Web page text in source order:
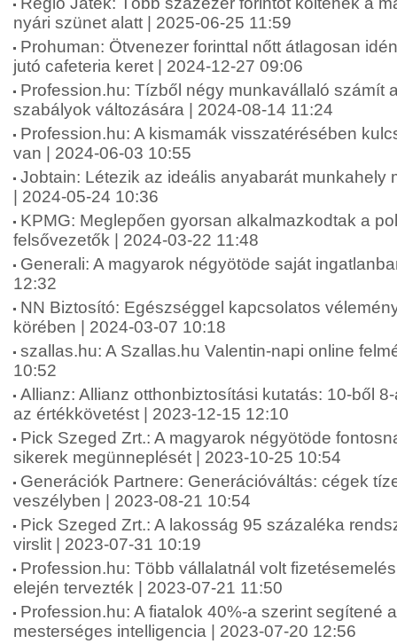
nyári szünet alatt | 2025-06-25 11:59
Prohuman: Ötvenezer forinttal nőtt átlagosan
jutó cafeteria keret | 2024-12-27 09:06
Profession.hu: Tízből négy munkavállaló számít
szabályok változására | 2024-08-14 11:24
Profession.hu: A kismamák visszatérésében
van | 2024-06-03 10:55
Jobtain: Létezik az ideális anyabarát munkahely
| 2024-05-24 10:36
KPMG: Meglepően gyorsan alkalmazkodtak a
felsővezetők | 2024-03-22 11:48
Generali: A magyarok négyötöde saját
12:32
NN Biztosító: Egészséggel kapcsolatos
körében | 2024-03-07 10:18
szallas.hu: A Szallas.hu Valentin-napi online
10:52
Allianz: Allianz otthonbiztosítási kutatás: 10-ből
az értékkövetést | 2023-12-15 12:10
Pick Szeged Zrt.: A magyarok négyötöde
sikerek megünneplését | 2023-10-25 10:54
Generációk Partnere: Generációváltás: cégek
veszélyben | 2023-08-21 10:54
Pick Szeged Zrt.: A lakosság 95 százaléka
virslit | 2023-07-31 10:19
Profession.hu: Több vállalatnál volt
elején tervezték | 2023-07-21 11:50
Profession.hu: A fiatalok 40%-a szerint segítené
mesterséges intelligencia | 2023-07-20 12:56